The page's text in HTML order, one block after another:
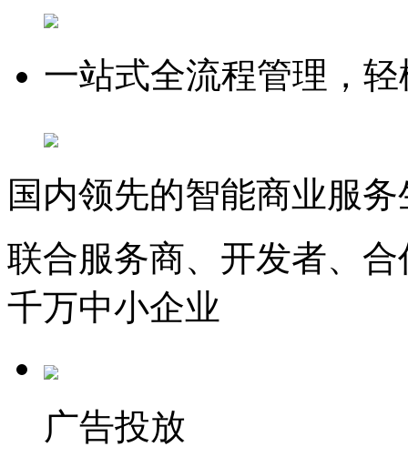
一站式全流程管理，
国内领先的智能商业服
联合服务商、开发者、
千万中小企业
广告投放